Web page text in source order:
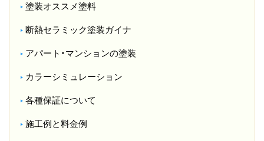
塗装オススメ塗料
断熱セラミック塗装ガイナ
アパート・マンションの塗装
カラーシミュレーション
各種保証について
施工例と料金例